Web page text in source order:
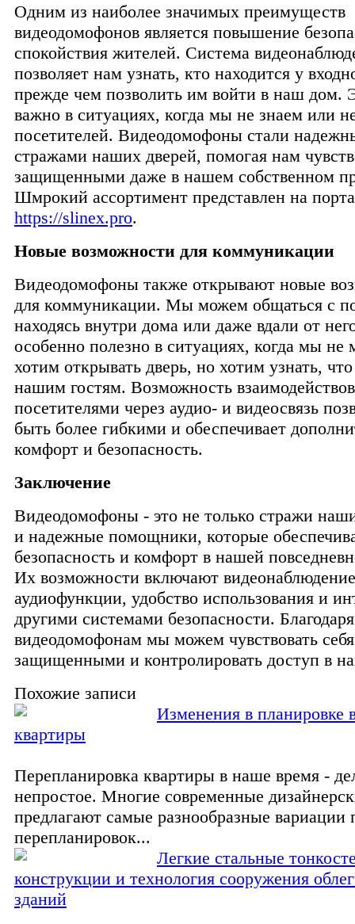
Одним из наиболее значимых преимуществ
видеодомофонов является повышение
спокойствия жителей. Система
позволяет нам узнать, кто находится у
прежде чем позволить им войти в наш дом.
важно в ситуациях, когда мы не знаем или
посетителей. Видеодомофоны стали
стражами наших дверей, помогая нам
защищенными даже в нашем собственном
Шмрокий ассортимент представлен на
https://slinex.pro.
Новые возможности для коммуникации
Видеодомофоны также открывают новые
для коммуникации. Мы можем общаться с
находясь внутри дома или даже вдали от
особенно полезно в ситуациях, когда мы
хотим открывать дверь, но хотим узнать,
нашим гостям. Возможность
посетителями через аудио- и видеосвязь
быть более гибкими и обеспечивает
комфорт и безопасность.
Заключение
Видеодомофоны - это не только стражи
и надежные помощники, которые
безопасность и комфорт в нашей
Их возможности включают
аудиофункции, удобство использования и
другими системами безопасности. Благодаря
видеодомофонам мы можем чувствовать себя
защищенными и контролировать доступ в
Похожие записи
Изменения в планировке
квартиры
Перепланировка квартиры в наше время -
непростое. Многие современные
предлагают самые разнообразные вариации
перепланировок...
Легкие стальные
конструкции и технология сооружения
зданий